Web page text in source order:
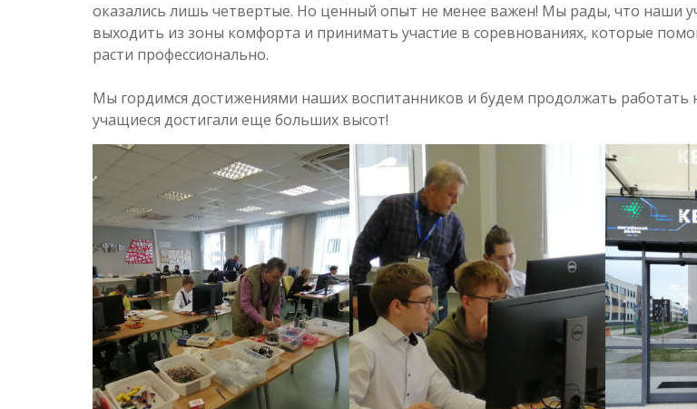
оказались лишь четвертые. Но ценный опыт не менее важен! Мы рады, что наши
выходить из зоны комфорта и принимать участие в соревнованиях, которые
расти профессионально.
Мы гордимся достижениями наших воспитанников и будем продолжать работать
учащиеся достигали еще больших высот!